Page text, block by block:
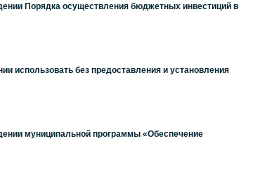
Порядка осуществления бюджетных инвестиций в
использовать без предоставления и установления
муниципальной программы «Обеспечение